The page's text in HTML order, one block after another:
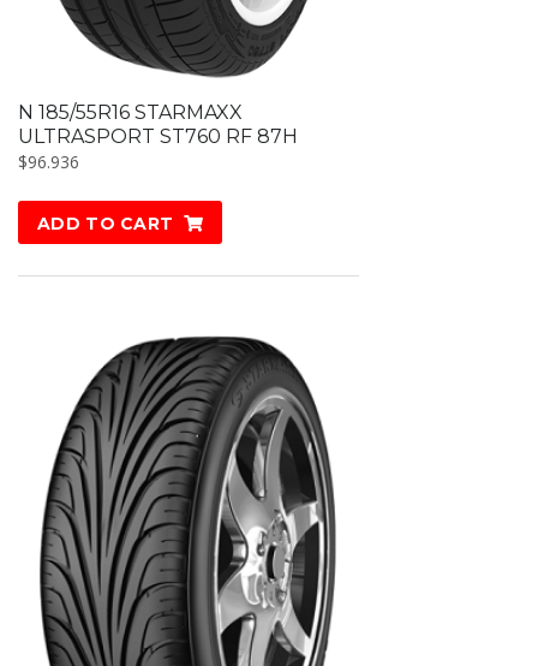
N 185/55R16 STARMAXX
ULTRASPORT ST760 RF 87H
$96.936
ADD TO CART